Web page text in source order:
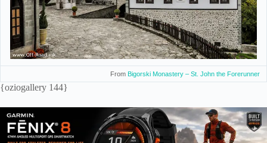
From Bigorski Monastery – St. John the Forerunner
{oziogallery 144}